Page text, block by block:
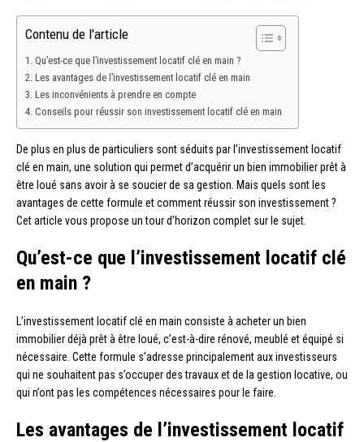
Contenu de l'article
Qu’est-ce que l’investissement locatif clé en main ?
Les avantages de l’investissement locatif clé en main
Les inconvénients à prendre en compte
Conseils pour réussir son investissement locatif clé en main
De plus en plus de particuliers sont séduits par l’investissement locatif
clé en main, une solution qui permet d’acquérir un bien immobilier prêt à
être loué sans avoir à se soucier de sa gestion. Mais quels sont les
avantages de cette formule et comment réussir son investissement ?
Cet article vous propose un tour d’horizon complet sur le sujet.
Qu’est-ce que l’investissement locatif clé
en main ?
L’investissement locatif clé en main consiste à acheter un bien
immobilier déjà prêt à être loué, c’est-à-dire rénové, meublé et équipé si
nécessaire. Cette formule s’adresse principalement aux investisseurs
qui ne souhaitent pas s’occuper des travaux et de la gestion locative, ou
qui n’ont pas les compétences nécessaires pour le faire.
Les avantages de l’investissement locatif